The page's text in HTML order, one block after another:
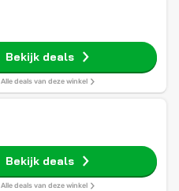
Bekijk deals
Alle deals van deze winkel
Bekijk deals
Alle deals van deze winkel